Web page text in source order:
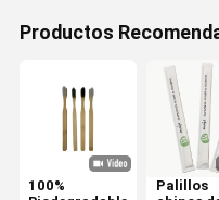
Productos
100%
Palillos